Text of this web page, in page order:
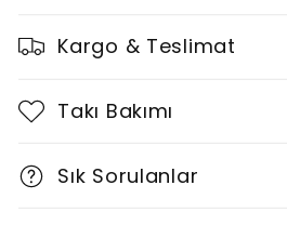
a
r
a
l
t
ı
Kargo & Teslimat
Takı Bakımı
Sık Sorulanlar